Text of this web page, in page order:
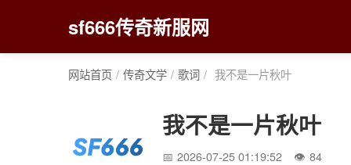
sf666传奇新服网
网站首页 / 传奇文学 / 歌词 / 我不是一片秋叶
我不是一片秋叶
2026-07-25 01:19:52 84